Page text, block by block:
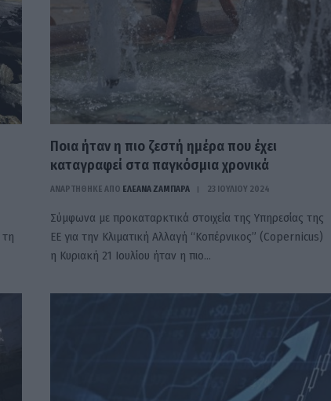
Ποια ήταν η πιο ζεστή ημέρα που έχει
καταγραφεί στα παγκόσμια χρονικά
ΑΝΑΡΤΗΘΗΚΕ ΑΠΟ ΕΛΕΑΝΑ ΖΑΜΠΑΡΑ 23 ΙΟΥΛΊΟΥ 2024
Σύμφωνα με προκαταρκτικά στοιχεία της Υπηρεσίας της
ΕΕ για την Κλιματική Αλλαγή “Κοπέρνικος” (Copernicus)
η Κυριακή 21 Ιουλίου ήταν η πιο…